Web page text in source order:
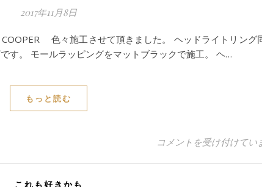
2017年11月8日
色々施工させて頂きました。 ヘッドライトリング
す。 モールラッピングをマットブラックで施工。 ヘ…
もっと読む
BMW MINI F56
コメントを受け付けてい
これも好きかも